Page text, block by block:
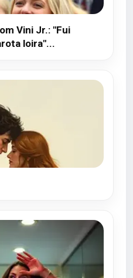
Vini Jr.: "Fui
loira"...